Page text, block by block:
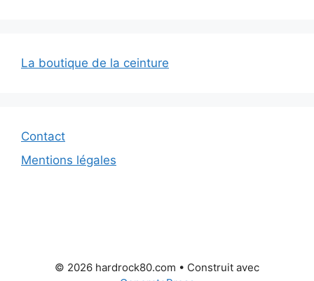
La boutique de la ceinture
Contact
Mentions légales
© 2026 hardrock80.com • Construit avec